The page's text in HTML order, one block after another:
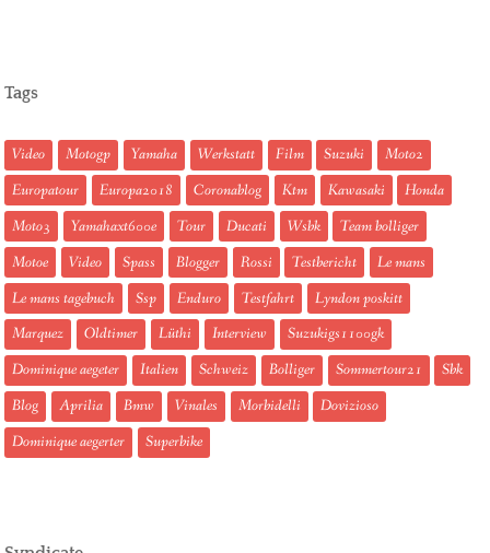
Tags
Video Motogp Yamaha Werkstatt Film Suzuki
Moto2
Europatour
Europa2018 Coronablog Ktm Kawasaki
Honda
Moto3
Yamahaxt600e Tour Ducati Wsbk
Team bolliger
Motoe
Video Spass Blogger Rossi Testbericht
Le mans
Le mans tagebuch
Ssp Enduro Testfahrt
Lyndon poskitt
Marquez
Oldtimer Lüthi Interview
Suzukigs1100gk
Dominique aegeter
Italien Schweiz Bolliger Sommertour21
Sbk
Blog
Aprilia Bmw Vinales Morbidelli
Dovizioso
Dominique aegerter
Superbike